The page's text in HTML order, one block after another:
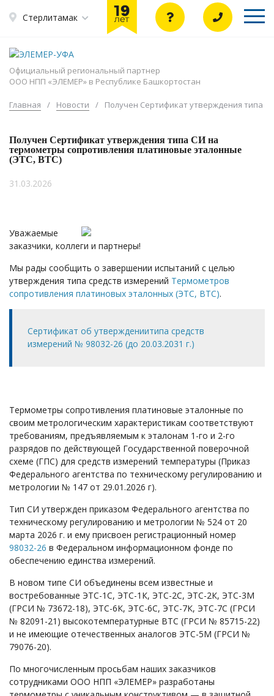
Стерлитамак
Официальный региональный партнер
ООО НПП «ЭЛЕМЕР» в Республике Башкортостан
Главная / Новости / Получен Сертификат утверждения типа
Получен Сертификат утверждения типа СИ на
термометры сопротивления платиновые эталонные
(ЭТС, ВТС)
31.03.2026
Уважаемые
заказчики, коллеги и партнеры!
Мы рады сообщить о завершении испытаний с целью
утверждения типа средств измерений Термометров
сопротивления платиновых эталонных (ЭТС, ВТС).
Сертификат об утверждениитипа средств
измерений № 98032-26 (до 20.03.2031 г.)
Термометры сопротивления платиновые эталонные по
своим метрологическим характеристикам соответствуют
требованиям, предъявляемым к эталонам 1-го и 2-го
разрядов по действующей Государственной поверочной
схеме (ГПС) для средств измерений температуры (Приказ
Федерального агентства по техническому регулированию и
метрологии № 147 от 29.01.2026 г).
Тип СИ утвержден приказом Федерального агентства по
техническому регулированию и метрологии № 524 от 20
марта 2026 г. и ему присвоен регистрационный номер
98032-26 в Федеральном информационном фонде по
обеспечению единства измерений.
В новом типе СИ объединены всем известные и
востребованные ЭТС-1С, ЭТС-1К, ЭТС-2С, ЭТС-2К, ЭТС-3М
(ГРСИ № 73672-18), ЭТС-6К, ЭТС-6С, ЭТС-7К, ЭТС-7С (ГРСИ
№ 82091-21) высокотемпературные ВТС (ГРСИ № 85715-22)
и не имеющие отечественных аналогов ЭТС-5М (ГРСИ №
79076-20).
По многочисленным просьбам наших заказчиков
сотрудниками ООО НПП «ЭЛЕМЕР» разработаны